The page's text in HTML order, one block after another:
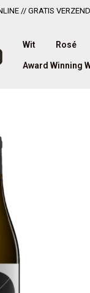
// GRATIS
Wit Rosé
Award Winning